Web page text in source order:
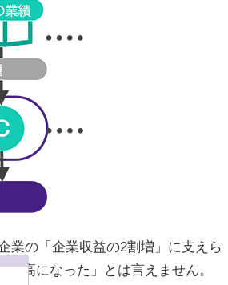
業の「企業収益の2割増」に支えら
高になった」とは言えません。